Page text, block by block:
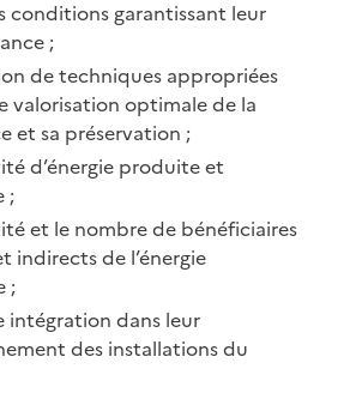
conditions garantissant leur
;
de techniques appropriées
valorisation optimale de la
et sa préservation ;
d’énergie produite et
;
et le nombre de bénéficiaires
indirects de l’énergie
;
intégration dans leur
des installations du